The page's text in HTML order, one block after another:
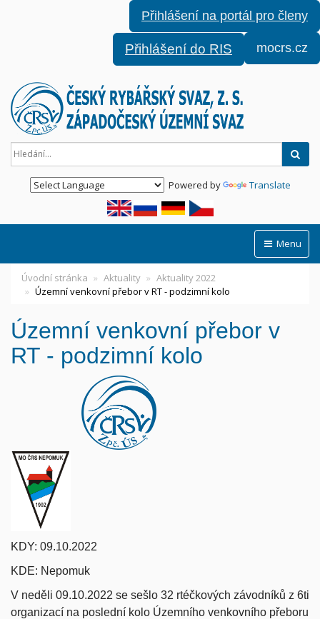
Přihlášení na portál pro členy
Přihlášení do RIS mocrs.cz
Powered by Translate
Menu
Úvodní stránka Aktuality
Aktuality 2022
Územní venkovní přebor v RT - podzimní kolo
Územní venkovní přebor v
RT - podzimní kolo
KDY: 09.10.2022
KDE: Nepomuk
V neděli 09.10.2022 se sešlo 32 rtéčkových závodníků z 6ti
organizací na poslední kolo Územního venkovního přeboru